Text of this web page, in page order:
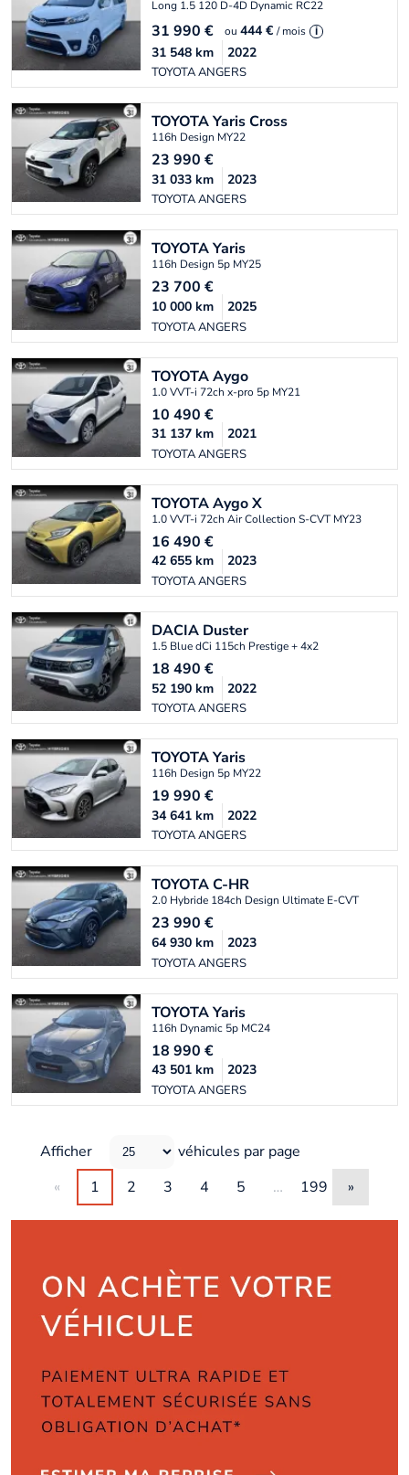
Long 1.5 120 D-4D Dynamic RC22
31 990 € ou 444 € / mois i
TOYOTA ANGERS
31 548 km 2022
TOYOTAYaris Cross
116h Design MY22
23 990 €
TOYOTA ANGERS
31 033 km 2023
TOYOTAYaris
116h Design 5p MY25
23 700 €
TOYOTA ANGERS
10 000 km 2025
TOYOTAAygo
1.0 VVT-i 72ch x-pro 5p MY21
10 490 €
TOYOTA ANGERS
31 137 km 2021
TOYOTAAygo X
1.0 VVT-i 72ch Air Collection S-CVT MY23
16 490 €
TOYOTA ANGERS
42 655 km 2023
DACIA Duster
1.5 Blue dCi 115ch Prestige + 4x2
18 490 €
TOYOTA ANGERS
52 190 km 2022
TOYOTAYaris
116h Design 5p MY22
19 990 €
TOYOTA ANGERS
34 641 km 2022
TOYOTAC-HR
2.0 Hybride 184ch Design Ultimate E-CVT
23 990 €
TOYOTA ANGERS
64 930 km 2023
TOYOTAYaris
116h Dynamic 5p MC24
18 990 €
TOYOTA ANGERS
43 501 km 2023
Afficher
véhicules par page
«
1 2 3 4 5 … 199 »